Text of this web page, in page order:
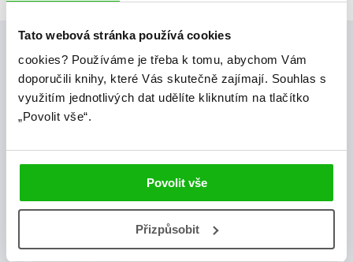
Tato webová stránka používá cookies
cookies? Používáme je třeba k tomu, abychom Vám
doporučili knihy, které Vás skutečně zajímají. Souhlas s
využitím jednotlivých dat udělíte kliknutím na tlačítko
„Povolit vše“.
Povolit vše
Přizpůsobit
Posty, které by tě mohly zajímat
blog